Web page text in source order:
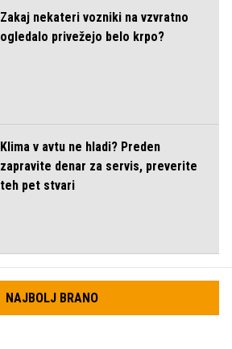
Zakaj nekateri vozniki na vzvratno
ogledalo privežejo belo krpo?
Klima v avtu ne hladi? Preden
zapravite denar za servis, preverite
teh pet stvari
NAJBOLJ BRANO